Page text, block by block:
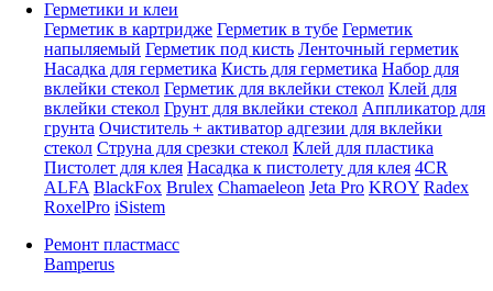
Герметики и клеи
Герметик в картридже Герметик в тубе Герметик
напыляемый Герметик под кисть Ленточный герметик
Насадка для герметика Кисть для герметика Набор для
вклейки стекол Герметик для вклейки стекол Клей для
вклейки стекол Грунт для вклейки стекол Аппликатор для
грунта Очиститель + активатор адгезии для вклейки
стекол Струна для срезки стекол Клей для пластика
Пистолет для клея Насадка к пистолету для клея 4CR
ALFA BlackFox Brulex Chamaeleon Jeta Pro KROY Radex
RoxelPro iSistem
Ремонт пластмасс
Bamperus